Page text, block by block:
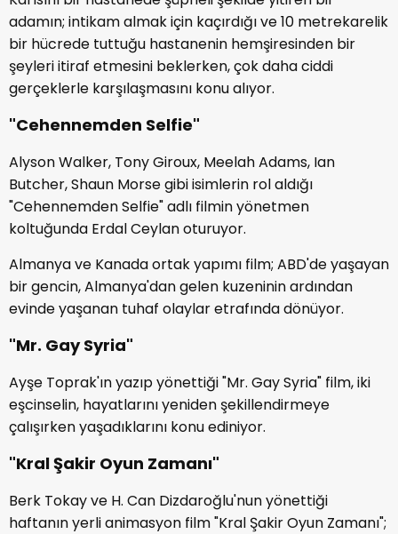
adamın; intikam almak için kaçırdığı ve 10 metrekarelik
bir hücrede tuttuğu hastanenin hemşiresinden bir
şeyleri itiraf etmesini beklerken, çok daha ciddi
gerçeklerle karşılaşmasını konu alıyor.
"Cehennemden Selfie"
Alyson Walker, Tony Giroux, Meelah Adams, Ian
Butcher, Shaun Morse gibi isimlerin rol aldığı
"Cehennemden Selfie" adlı filmin yönetmen
koltuğunda Erdal Ceylan oturuyor.
Almanya ve Kanada ortak yapımı film; ABD'de yaşayan
bir gencin, Almanya'dan gelen kuzeninin ardından
evinde yaşanan tuhaf olaylar etrafında dönüyor.
"Mr. Gay Syria"
Ayşe Toprak'ın yazıp yönettiği "Mr. Gay Syria" film, iki
eşcinselin, hayatlarını yeniden şekillendirmeye
çalışırken yaşadıklarını konu ediniyor.
"Kral Şakir Oyun Zamanı"
Berk Tokay ve H. Can Dizdaroğlu'nun yönettiği
haftanın yerli animasyon film "Kral Şakir Oyun Zamanı";